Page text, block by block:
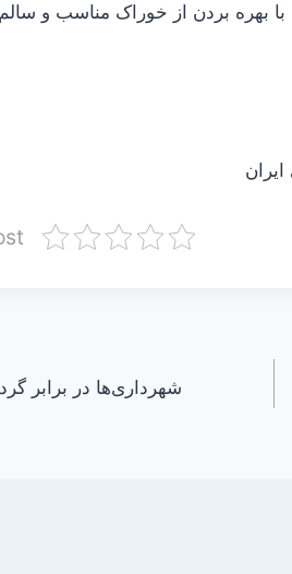
بهره بردن از خوراک مناسب و سالم
شهرداری‌ها در برابر